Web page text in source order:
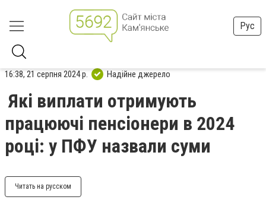
Рус
16:38, 21 серпня 2024 р. Надійне джерело
Які виплати отримують
працюючі пенсіонери в 2024
році: у ПФУ назвали суми
Читать на русском